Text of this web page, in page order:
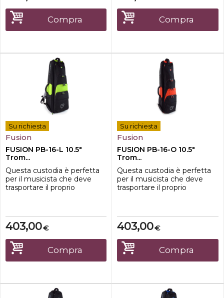
compartimento principale
della borsa e accedere
facilmente al
trombone.CaratteristicheDi
Compra
usare il suo sistema
brevettato MID-BAG il quale
mantiene in sospensione lo
strumento e da un ulteriore
Compra
Su richiesta
Fusion
FUSION PB-16-L 10.5"
Trom...
Questa custodia è perfetta
per il musicista che deve
trasportare il proprio
consente di aprire
completamente il
compartimento principale
della borsa e accedere
facilmente al
trombone.CaratteristicheDi
€
403,00
Compra
Su richiesta
Fusion
FUSION PB-16-O 10.5"
Trom...
Questa custodia è perfetta
per il musicista che deve
trasportare il proprio
consente di aprire
completamente il
compartimento principale
della borsa e accedere
facilmente al
trombone.CaratteristicheDi
€
403,00
Compra